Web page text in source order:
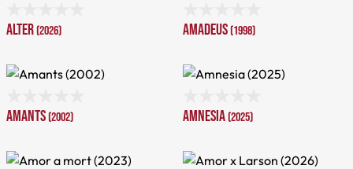
ALTER(2026) Amadeus(1998)
Amants(2002) Amnesia(2025)